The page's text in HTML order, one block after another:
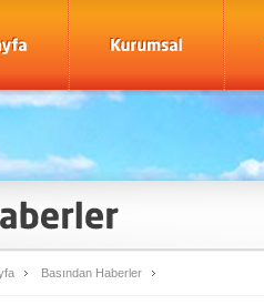
Basından Haberler